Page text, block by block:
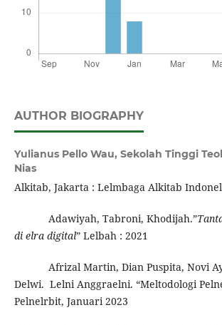
AUTHOR BIOGRAPHY
Yulianus Pello Wau, Sekolah Tinggi
Nias
Alkitab, Jakarta : Lelmbaga Alkitab
Adawiyah, Tabroni, Khodijah.”
di elra digital” Lelbah : 2021
Afrizal Martin, Dian Puspita, Novi
Delwi. Lelni Anggraelni. “Meltodologi
Pelnelrbit, Januari 2023